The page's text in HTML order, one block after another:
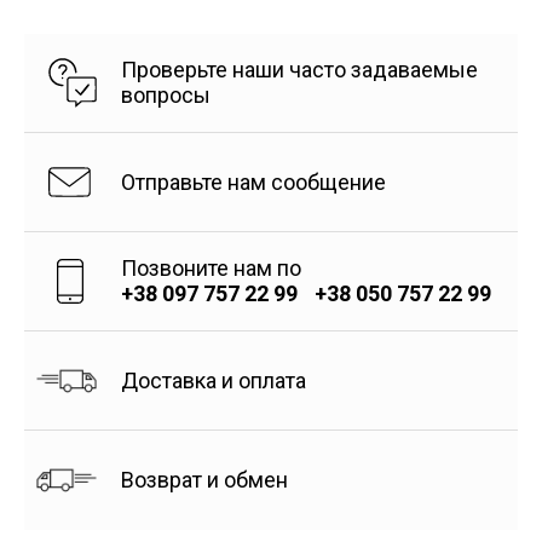
Проверьте наши часто задаваемые
вопросы
Отправьте нам сообщение
Позвоните нам по
+38 097 757 22 99
+38 050 757 22 99
Доставка и оплата
Возврат и обмен